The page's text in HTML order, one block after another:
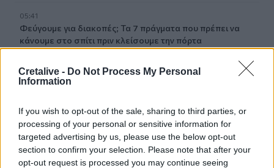
Cretalive - Do Not Process My Personal
Information
If you wish to opt-out of the sale, sharing to third parties, or
processing of your personal or sensitive information for
targeted advertising by us, please use the below opt-out
section to confirm your selection. Please note that after your
opt-out request is processed you may continue seeing
05:41
Φεύγουμε για διακοπές; Τα 7 πράγματα που πρέπει να
κάνουμε στο σπίτι πριν κλείσουμε την πόρτα
04:11
Μαγειρεμένο ρύζι: Πόσο διατηρείται στο ψυγείο και τα
Οι ειδικοί εξηγούν: Το κλιματιστικό ρυθμίζει τη
θερμοκρασία, ο ανεμιστήρας οροφής αλλάζει την